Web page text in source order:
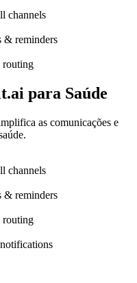
channels
& reminders
routing
para Saúde
as comunicações e
channels
& reminders
routing